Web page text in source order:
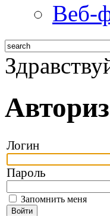
Веб-
Логин
Пароль
Запомнить меня